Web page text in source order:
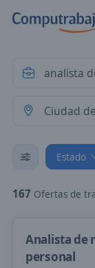
Estado
167 Ofertas de trabajo de analista de
Analista de
personal